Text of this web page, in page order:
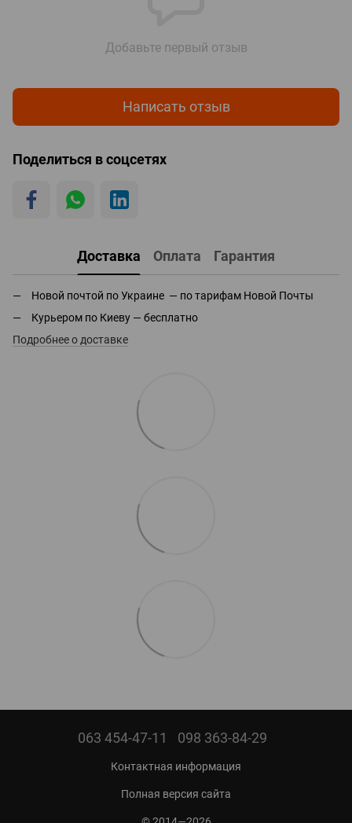
Добавьте первый отзыв
Написать отзыв
Поделиться в соцсетях
Доставка Оплата Гарантия
Новой почтой по Украине — по тарифам Новой Почты
Курьером по Киеву — бесплатно
Подробнее о доставке
063 454-47-11 098 363-84-29
Контактная информация
Полная версия сайта